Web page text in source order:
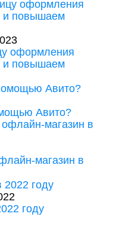
оформления
и повышаем
Авито?
магазин в
году